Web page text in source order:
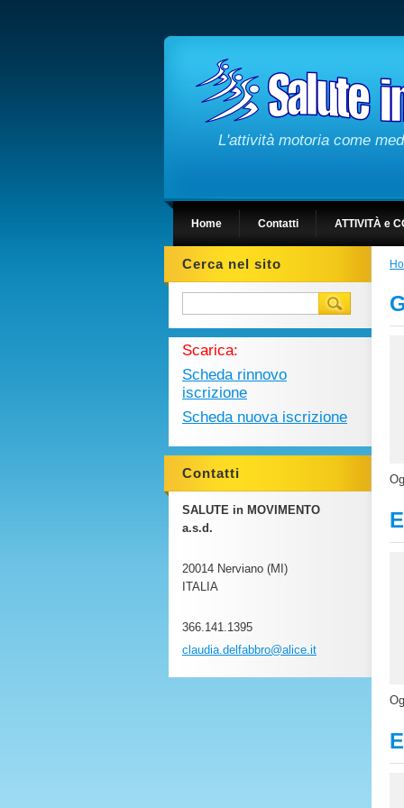
L'attività motoria come
Home Contatti ATTIVITÀ e
Cerca nel sito
Scarica:
Scheda rinnovo
iscrizione
Scheda nuova iscrizione
Contatti
SALUTE in MOVIMENTO
a.s.d.
20014 Nerviano (MI)
ITALIA
366.141.1395
claudia.delfabbro@alice.it